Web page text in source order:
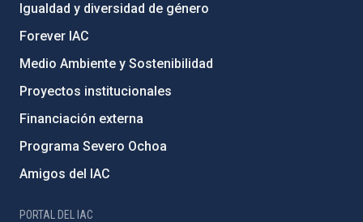
Igualdad y diversidad de género
Forever IAC
Medio Ambiente y Sostenibilidad
Proyectos institucionales
Financiación externa
Programa Severo Ochoa
Amigos del IAC
PORTAL DEL IAC